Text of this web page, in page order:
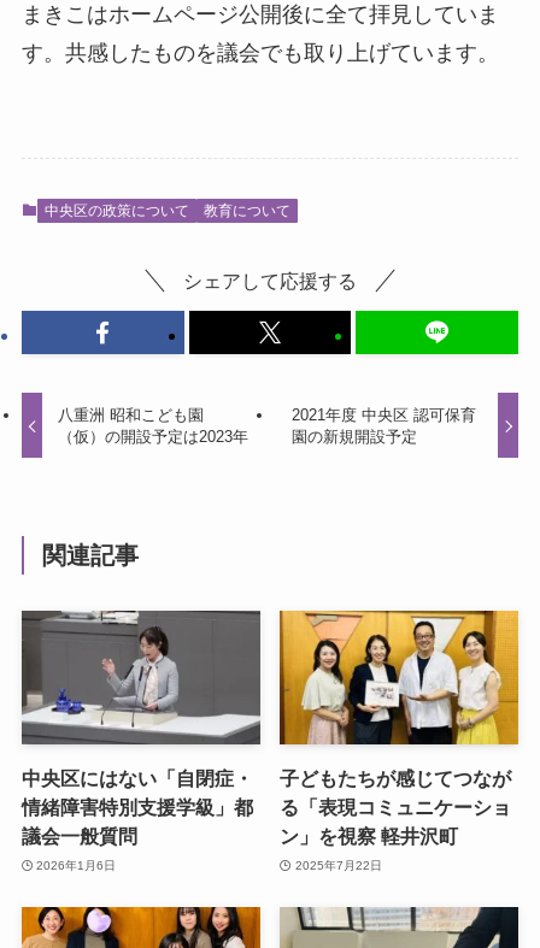
まきこはホームページ公開後に全て拝見していま
す。共感したものを議会でも取り上げています。
中央区の政策について 教育について
シェアして応援する
八重洲 昭和こども園
（仮）の開設予定は2023年
2021年度 中央区 認可保育
園の新規開設予定
関連記事
中央区にはない「自閉症・
情緒障害特別支援学級」都
議会一般質問
2026年1月6日
子どもたちが感じてつなが
る「表現コミュニケーショ
ン」を視察 軽井沢町
2025年7月22日